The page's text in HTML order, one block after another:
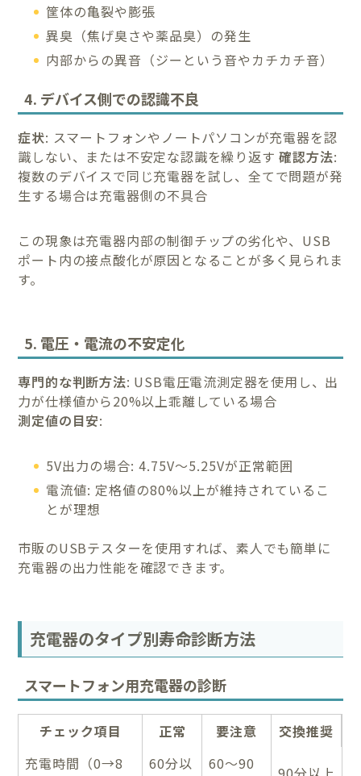
筐体の亀裂や膨張
異臭（焦げ臭さや薬品臭）の発生
内部からの異音（ジーという音やカチカチ音）
4. デバイス側での認識不良
症状: スマートフォンやノートパソコンが充電器を認
識しない、または不安定な認識を繰り返す確認方法:
複数のデバイスで同じ充電器を試し、全てで問題が発
生する場合は充電器側の不具合
この現象は充電器内部の制御チップの劣化や、USB
ポート内の接点酸化が原因となることが多く見られま
す。
5. 電圧・電流の不安定化
専門的な判断方法: USB電圧電流測定器を使用し、出
力が仕様値から20%以上乖離している場合
測定値の目安:
5V出力の場合: 4.75V～5.25Vが正常範囲
電流値: 定格値の80%以上が維持されているこ
とが理想
市販のUSBテスターを使用すれば、素人でも簡単に
充電器の出力性能を確認できます。
充電器のタイプ別寿命診断方法
スマートフォン用充電器の診断
チェック項目 正常 要注意
交換推奨
充電時間（0→8
60分以
60～90